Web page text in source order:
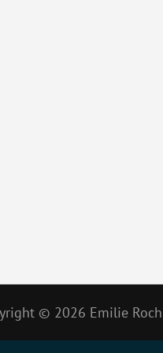
© 2026 Emilie Roch